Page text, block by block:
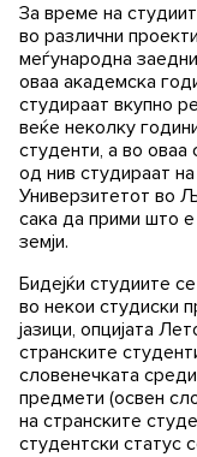
За време на
во различни
меѓународна
оваа академска
студираат вкупно
веќе неколку
студенти, а во оваа
од нив студираат
Универзитетот во
сака да прими што
земји.
Бидејќи студиите
во некои студиски
јазици, опцијата
странските
словенечката
предмети (освен
на странските
студентски статус